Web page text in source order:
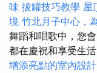
味 拔罐技巧教學 屋
境 竹北月子中心，
舞蹈和唱歌中，您
都在慶祝和享受生活
增添亮點的室內設計